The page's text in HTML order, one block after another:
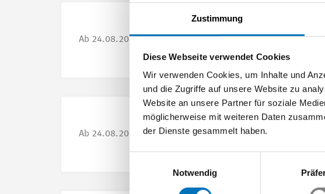
Zustimmung
Diese Webseite verwendet Cookies
Wir verwenden Cookies, um Inhalte und
und die Zugriffe auf unsere Website zu
Website an unsere Partner für soziale
möglicherweise mit weiteren Daten
der Dienste gesammelt haben.
Notwendig
Ab 24.08.2026 Yverdon-les-Bains
Ab 24.08.2026 Yverdon-les-Bains